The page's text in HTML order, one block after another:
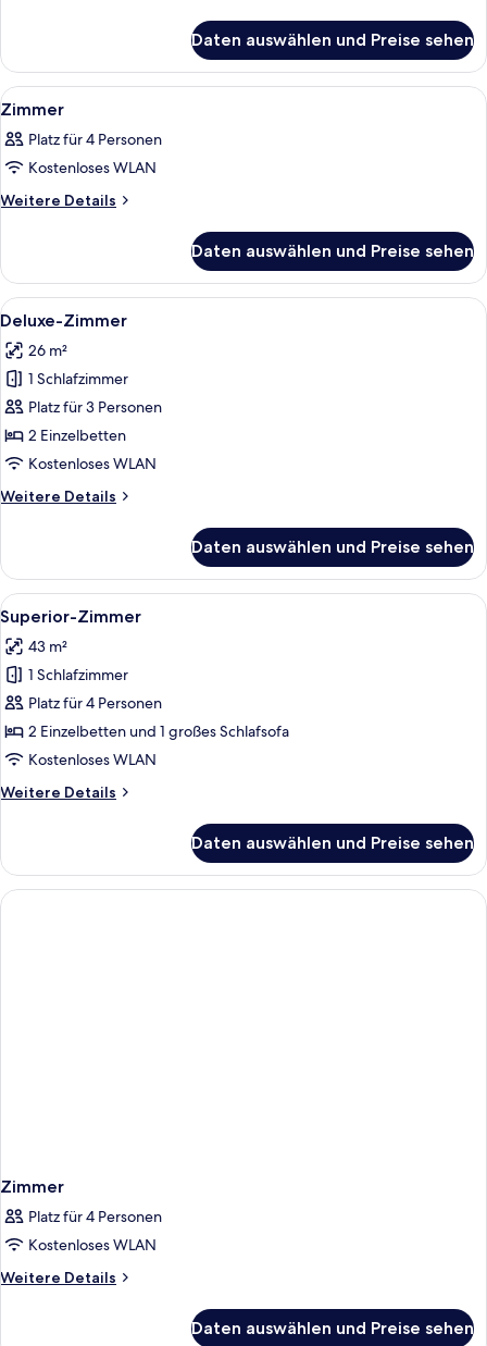
Daten auswählen und Preise sehen
Alle
Fotos
für
Zimmer
anzeigen
Ein modernes Hotelzimmer mit
8
Zimmer
Platz für 4 Personen
Kostenloses WLAN
Weitere Details
Weitere
Daten auswählen und Preise sehen
Alle
Fotos
für
Deluxe-
Zimmer
anzeigen
Ein modernes Hotelzimmer mit
5
Deluxe-Zimmer
26 m²
1 Schlafzimmer
Platz für 3 Personen
2 Einzelbetten
Kostenloses WLAN
Weitere Details
Weitere
Zimmer
Daten auswählen und Preise sehen
Alle
Fotos
für
Superior-
Zimmer
anzeigen
Ein modernes Hotelzimmer mit
4
Superior-Zimmer
43 m²
1 Schlafzimmer
Platz für 4 Personen
2 Einzelbetten und 1 großes Schlafsofa
Kostenloses WLAN
Weitere Details
Weitere
Zimmer
Daten auswählen und Preise sehen
Zimmer
Platz für 4 Personen
Kostenloses WLAN
Weitere Details
Weitere
Daten auswählen und Preise sehen